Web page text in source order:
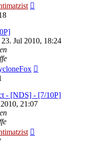
Jul 2010, 18:24
- [NDS] - [7/10P]
21:07